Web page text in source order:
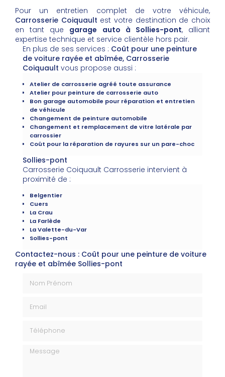
Pour un entretien complet de votre véhicule,
Carrosserie Coiquault est votre destination de choix
en tant que garage auto à Sollies-pont, alliant
expertise technique et service clientèle hors pair.
En plus de ses services : Coût pour une peinture
de voiture rayée et abîmée, Carrosserie
Coiquault vous propose aussi :
Atelier de carrosserie agréé toute assurance
Atelier pour peinture de carrosserie auto
Bon garage automobile pour réparation et entretien
de véhicule
Changement de peinture automobile
Changement et remplacement de vitre latérale par
carrossier
Coût pour la réparation de rayures sur un pare-choc
Sollies-pont
Carrosserie Coiquault Carrosserie intervient à
proximité de :
Belgentier
Cuers
La Crau
La Farlède
La Valette-du-Var
Sollies-pont
Contactez-nous : Coût pour une peinture de voiture
rayée et abîmée Sollies-pont
Message